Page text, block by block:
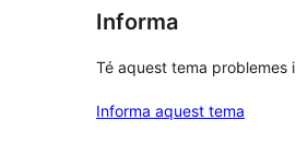
Informa
Té aquest tema problemes
Informa aquest tema